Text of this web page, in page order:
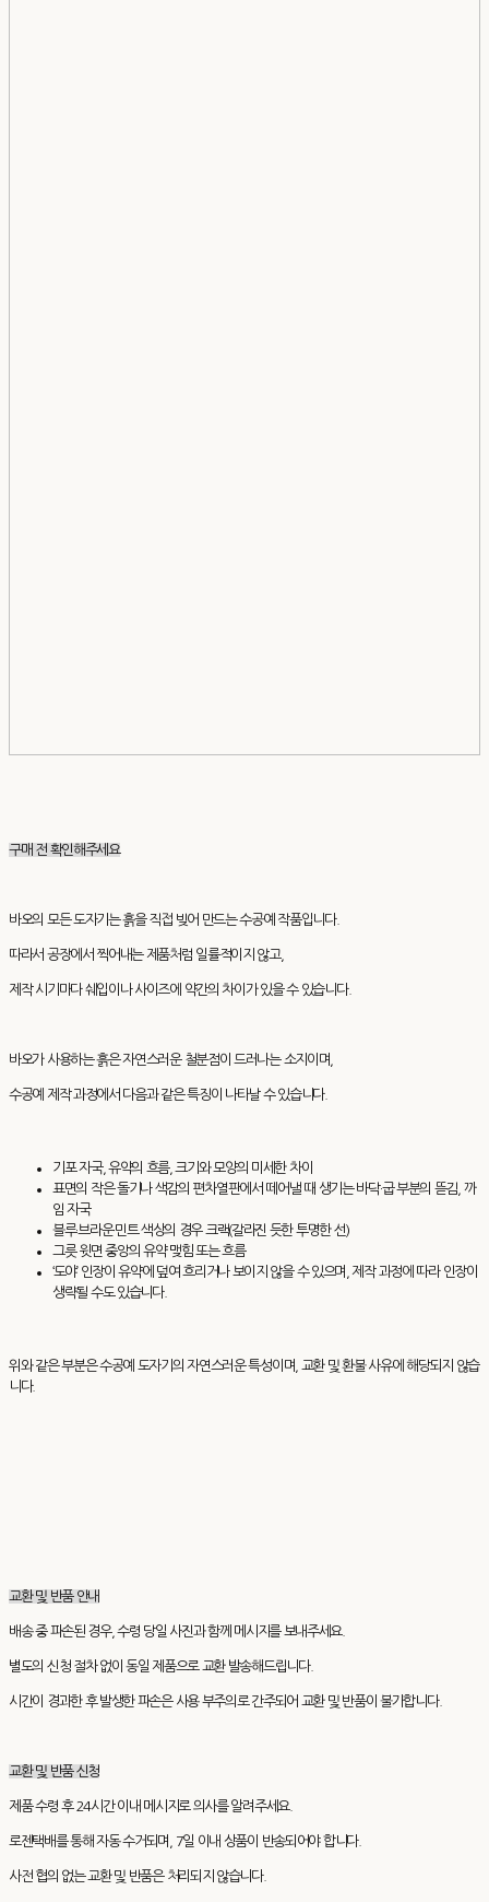
구매 전 확인해주세요
바오의 모든 도자기는 흙을 직접 빚어 만드는 수공예 작품입니다.
따라서 공장에서 찍어내는 제품처럼 일률적이지 않고,
제작 시기마다 쉐입이나 사이즈에 약간의 차이가 있을 수 있습니다.
바오가 사용하는 흙은 자연스러운 철분점이 드러나는 소지이며,
수공예 제작 과정에서 다음과 같은 특징이 나타날 수 있습니다.
기포 자국, 유약의 흐름, 크기와 모양의 미세한 차이
표면의 작은 돌기나 색감의 편차열판에서 떼어낼 때 생기는 바닥·굽 부분의 뜯김, 까
임 자국
블루·브라운·민트 색상의 경우 크랙(갈라진 듯한 투명한 선)
그릇 윗면 중앙의 유약 맺힘 또는 흐름
‘도야’ 인장이 유약에 덮여 흐리거나 보이지 않을 수 있으며, 제작 과정에 따라 인장이
생략될 수도 있습니다.
위와 같은 부분은 수공예 도자기의 자연스러운 특성이며, 교환 및 환불 사유에 해당되지 않습
니다.
교환 및 반품 안내
배송 중 파손된 경우, 수령 당일 사진과 함께 메시지를 보내주세요.
별도의 신청 절차 없이 동일 제품으로 교환 발송해드립니다.
시간이 경과한 후 발생한 파손은 사용 부주의로 간주되어 교환 및 반품이 불가합니다.
교환 및 반품 신청
제품 수령 후 24시간 이내 메시지로 의사를 알려주세요.
로젠택배를 통해 자동 수거되며, 7일 이내 상품이 반송되어야 합니다.
사전 협의 없는 교환 및 반품은 처리되지 않습니다.